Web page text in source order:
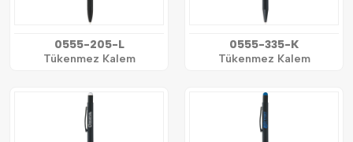
0555-205-L
Tükenmez Kalem
0555-335-K
Tükenmez Kalem